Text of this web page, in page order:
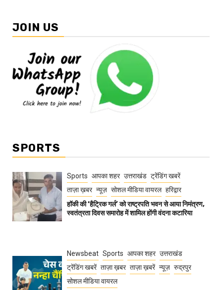
JOIN US
SPORTS
Sports आपका शहर उत्तराखंड ट्रेंडिंग खबरें
ताज़ा ख़बर न्यूज़ सोशल मीडिया वायरल हरिद्वार
हॉकी की ‘हैट्रिक गर्ल’ को राष्ट्रपति भवन से आया निमंत्रण,
स्वतंत्रता दिवस समारोह में शामिल होंगी वंदना कटारिया
Newsbeat Sports आपका शहर उत्तराखंड
ट्रेंडिंग खबरें ताज़ा ख़बर ताज़ा ख़बरें न्यूज़ रुद्रपुर
सोशल मीडिया वायरल